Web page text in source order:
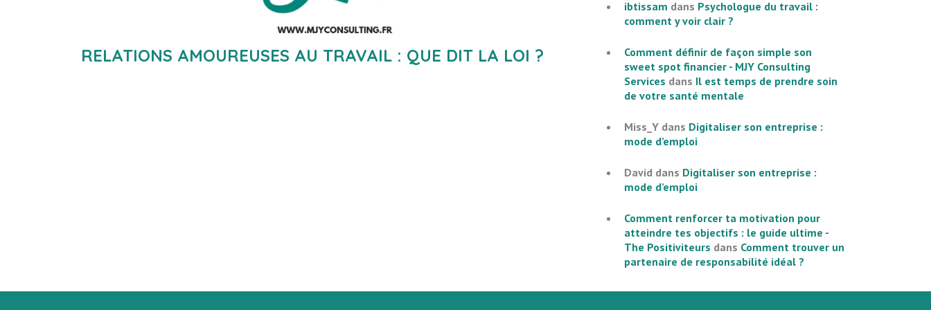
RELATIONS AMOUREUSES AU TRAVAIL : QUE DIT LA LOI ?
ibtissam dans Psychologue du travail :
comment y voir clair ?
Comment définir de façon simple son
sweet spot financier - MJY Consulting
Services dans Il est temps de prendre soin
de votre santé mentale
Miss_Y dans Digitaliser son entreprise :
mode d’emploi
David dans Digitaliser son entreprise :
mode d’emploi
Comment renforcer ta motivation pour
atteindre tes objectifs : le guide ultime -
The Positiviteurs dans Comment trouver un
partenaire de responsabilité idéal ?